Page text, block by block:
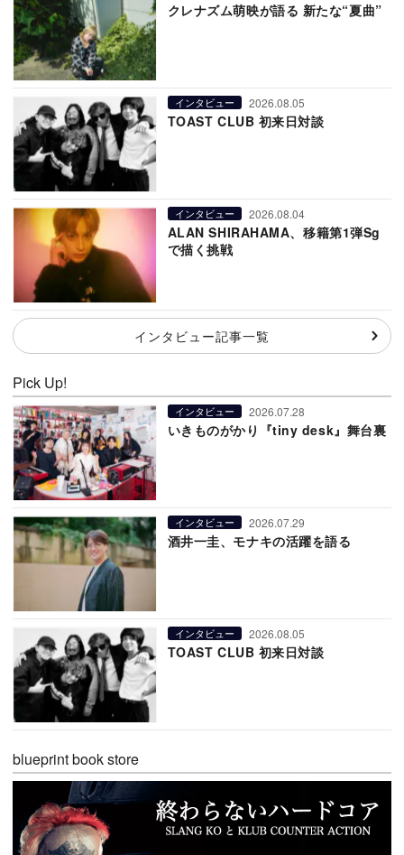
クレナズム萌映が語る 新たな“夏曲”
インタビュー 2026.08.05
TOAST CLUB 初来日対談
インタビュー 2026.08.04
ALAN SHIRAHAMA、移籍第1弾Sg
で描く挑戦
インタビュー記事一覧
Pick Up!
インタビュー 2026.07.28
いきものがかり『tiny desk』舞台裏
インタビュー 2026.07.29
酒井一圭、モナキの活躍を語る
インタビュー 2026.08.05
TOAST CLUB 初来日対談
blueprint book store